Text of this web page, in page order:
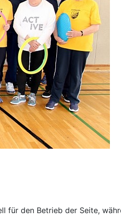
für den Betrieb der Seite,